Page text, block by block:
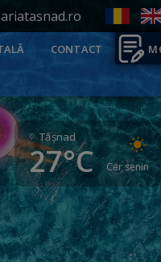
CONTACT
Tăşnad
27°C Cer senin